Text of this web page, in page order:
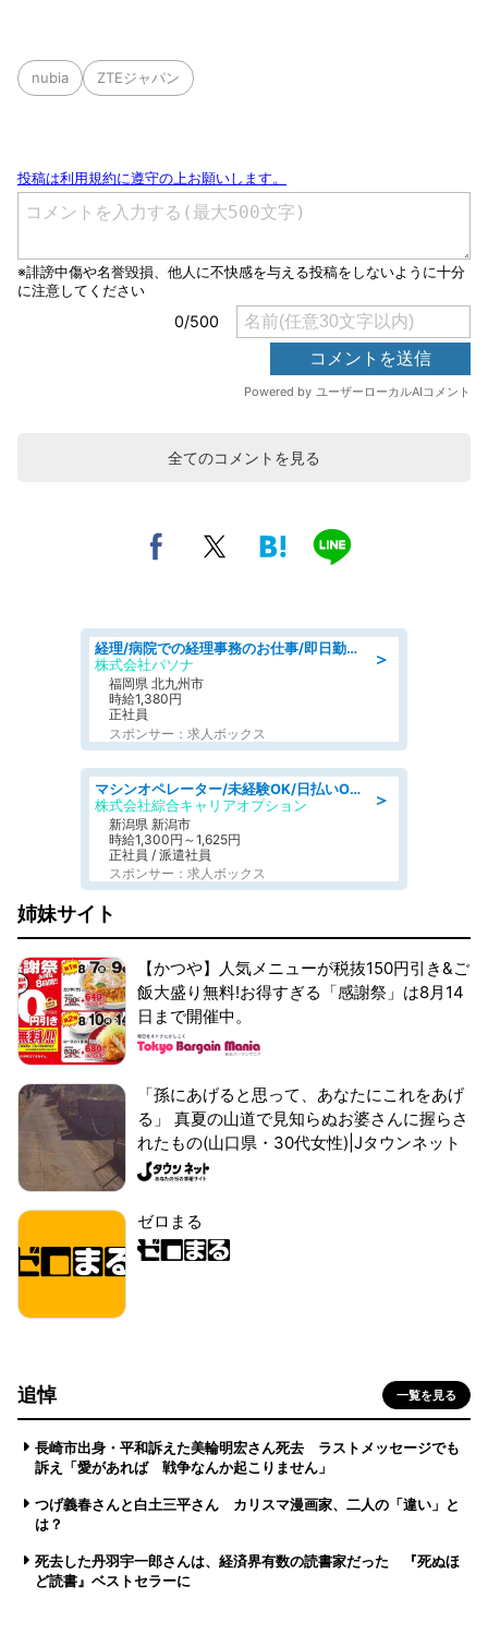
nubia ZTEジャパン
全てのコメントを見る
＞
経理/病院での経理事務のお仕事/即日勤務可/車通勤可/経理/一般事務
株式会社パソナ
福岡県 北九州市
時給1,380円
正社員
スポンサー：求人ボックス
＞
マシンオペレーター/未経験OK/日払いOK/寮費無料/交替制/20・30・40代活躍中
株式会社綜合キャリアオプション
新潟県 新潟市
時給1,300円～1,625円
正社員 / 派遣社員
スポンサー：求人ボックス
姉妹サイト
【かつや】人気メニューが税抜150円引き&ご
飯大盛り無料!お得すぎる「感謝祭」は8月14
日まで開催中。
「孫にあげると思って、あなたにこれをあげ
る」 真夏の山道で見知らぬお婆さんに握らさ
れたもの(山口県・30代女性)|Jタウンネット
ゼロまる
追悼 一覧を見る
長崎市出身・平和訴えた美輪明宏さん死去 ラストメッセージでも
訴え「愛があれば 戦争なんか起こりません」
つげ義春さんと白土三平さん カリスマ漫画家、二人の「違い」と
は？
死去した丹羽宇一郎さんは、経済界有数の読書家だった 『死ぬほ
ど読書』ベストセラーに